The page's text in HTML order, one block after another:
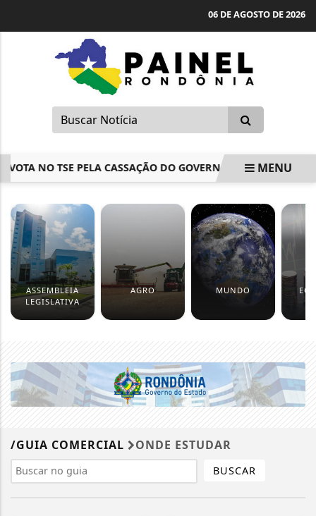
06 DE AGOSTO DE 2026
VOTA NO TSE PELA CASSAÇÃO DO GOVERNADOR DEMENU
ASSEMBLEIA
LEGISLATIVA
AGRO MUNDO
/GUIA COMERCIAL ONDE ESTUDAR
BUSCAR